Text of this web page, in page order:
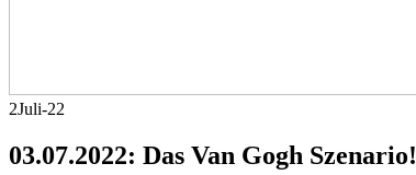
2Juli-22
03.07.2022: Das Van Gogh Szenario!